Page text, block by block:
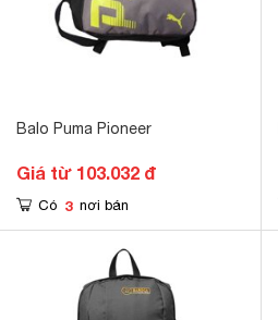
Balo Puma Pioneer
Giá từ 103.032 đ
Có 3 nơi bán